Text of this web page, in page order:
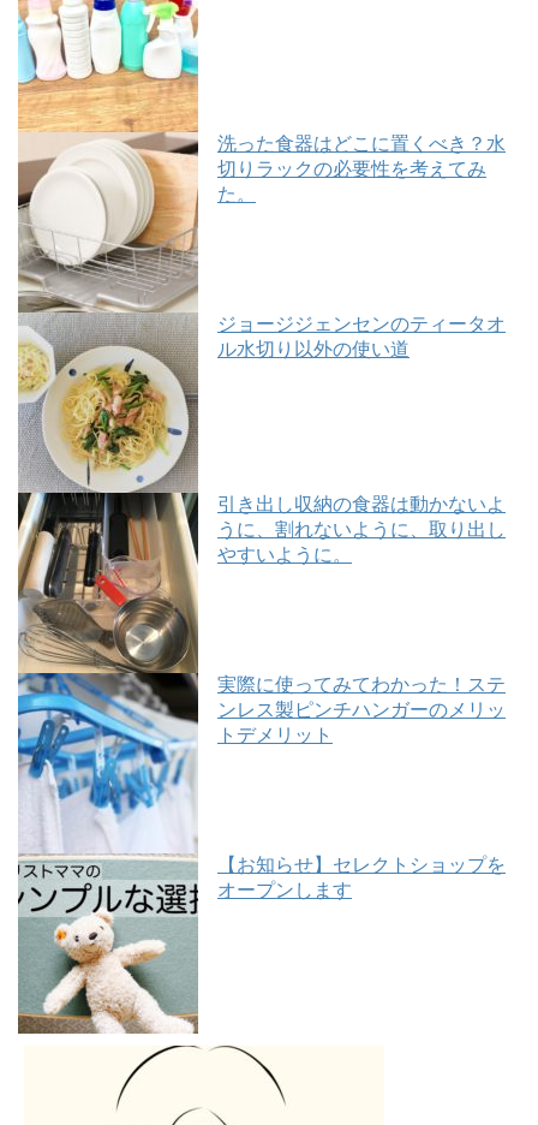
洗った食器はどこに置くべき？水
切りラックの必要性を考えてみ
た。
ジョージジェンセンのティータオ
ル水切り以外の使い道
引き出し収納の食器は動かないよ
うに、割れないように、取り出し
やすいように。
実際に使ってみてわかった！ステ
ンレス製ピンチハンガーのメリッ
トデメリット
【お知らせ】セレクトショップを
オープンします